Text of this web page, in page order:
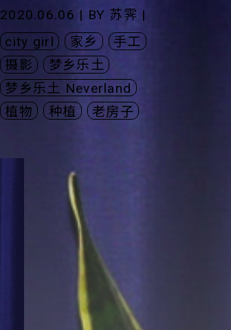
2020.06.06 | BY 苏霁 |
city girl
家乡
手工
摄影
梦乡乐土
梦乡乐土 Neverland
植物
种植 老房子